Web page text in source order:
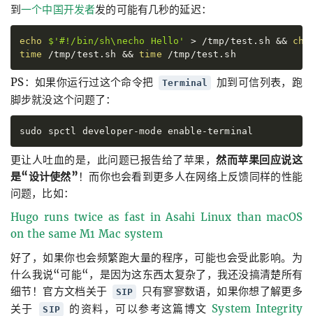
到一个中国开发者发的可能有几秒的延迟：
echo $'#!/bin/sh\necho Hello ' > /tmp/test.sh &&
time
/tmp/test.sh && time /tmp/test.sh
PS：如果你运行过这个命令把 Terminal
加到可信列表，跑
脚步就没这个问题了：
更让人吐血的是，此问题已报告给了苹果，然而苹果回应说这
是“设计使然” ！而你也会看到更多人在网络上反馈同样的性能
问题，比如：
Hugo runs twice as fast in Asahi Linux than macOS
on the same M1 Mac system
好了，如果你也会频繁跑大量的程序，可能也会受此影响。为
什么我说“可能“，是因为这东西太复杂了，我还没搞清楚所有
细节！官方文档关于
SIP
只有寥寥数语，如果你想了解更多
关于
SIP 的资料，可以参考这篇博文System Integrity